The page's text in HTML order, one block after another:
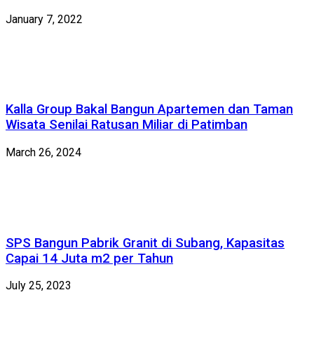
January 7, 2022
Kalla Group Bakal Bangun Apartemen dan Taman
Wisata Senilai Ratusan Miliar di Patimban
March 26, 2024
SPS Bangun Pabrik Granit di Subang, Kapasitas
Capai 14 Juta m2 per Tahun
July 25, 2023